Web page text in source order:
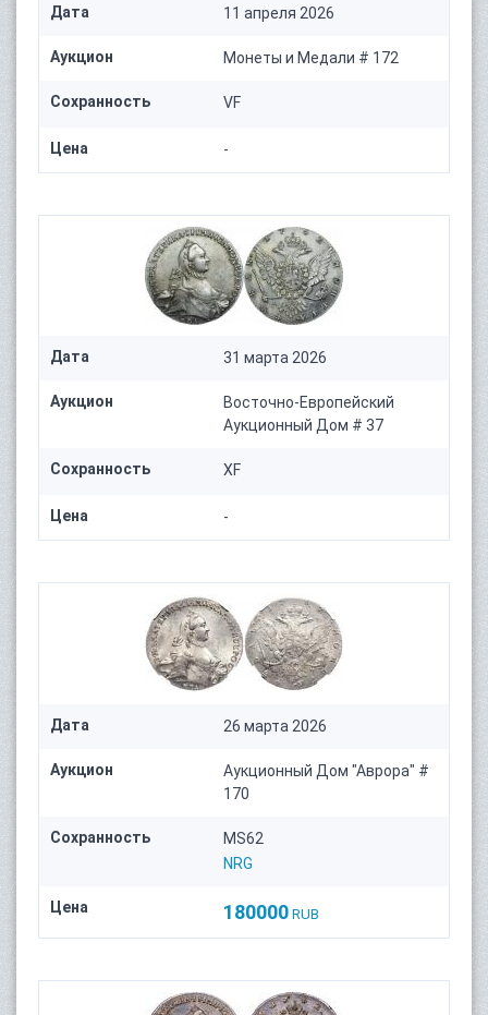
Дата 11 апреля 2026
Аукцион Монеты и Медали # 172
Сохранность VF
Цена -
Дата 31 марта 2026
Аукцион
Восточно-Европейский
Аукционный Дом # 37
Сохранность XF
Цена -
Дата 26 марта 2026
Аукцион
Аукционный Дом "Аврора" #
170
Сохранность
MS62
NRG
Цена 180000 RUB